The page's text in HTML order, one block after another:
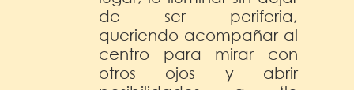
de ser periferia,
queriendo acompañar al
centro para mirar con
otros ojos y abrir